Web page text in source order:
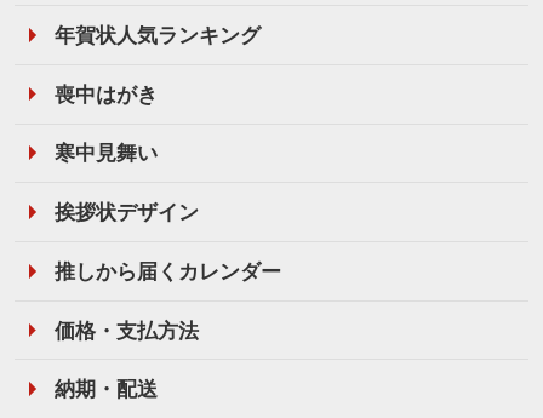
年賀状人気ランキング
喪中はがき
寒中見舞い
挨拶状デザイン
推しから届くカレンダー
価格・支払方法
納期・配送